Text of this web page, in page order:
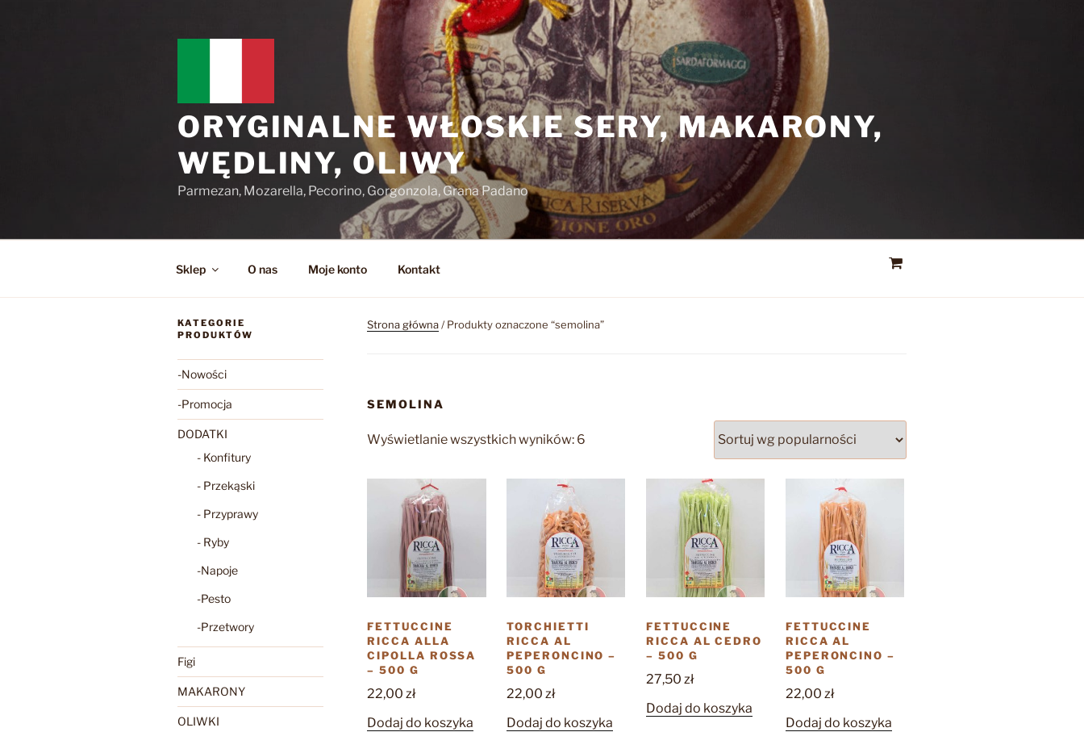
ORYGINALNE WŁOSKIE SERY, MAKARONY,
WĘDLINY, OLIWY
Parmezan, Mozarella, Pecorino, Gorgonzola, Grana Padano
Sklep O nas Moje konto Kontakt
Strona główna/ Produkty oznaczone “semolina”
SEMOLINA
Wyświetlanie wszystkich wyników: 6
popularności
FETTUCCINE
RICCA ALLA
CIPOLLA ROSSA
– 500 G
22,00zł
Dodaj do koszyka
TORCHIETTI
RICCA AL
PEPERONCINO –
500 G
22,00 zł
Dodaj do koszyka
FETTUCCINE
RICCA AL CEDRO
– 500 G
27,50 zł
Dodaj do koszyka
FETTUCCINE
RICCA AL
PEPERONCINO –
500 G
22,00 zł
Dodaj do koszyka
KATEGORIE
PRODUKTÓW
-Nowości
-Promocja
DODATKI
- Konfitury
- Przekąski
- Przyprawy
- Ryby
-Napoje
-Pesto
-Przetwory
Figi
MAKARONY
OLIWKI